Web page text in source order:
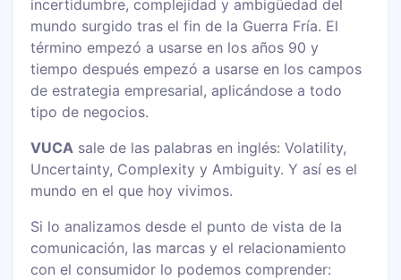
incertidumbre, complejidad y ambigüedad del
mundo surgido tras el fin de la Guerra Fría. El
término empezó a usarse en los años 90 y
tiempo después empezó a usarse en los campos
de estrategia empresarial, aplicándose a todo
tipo de negocios.
VUCA sale de las palabras en inglés: Volatility,
Uncertainty, Complexity y Ambiguity. Y así es el
mundo en el que hoy vivimos.
Si lo analizamos desde el punto de vista de la
comunicación, las marcas y el relacionamiento
con el consumidor lo podemos comprender: